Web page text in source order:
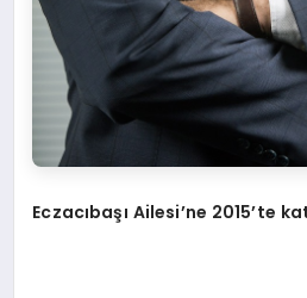
Eczacıbaşı Ailesi’ne 2015’te